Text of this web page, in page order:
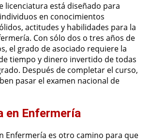
licenciatura está diseñado para
en conocimientos
actitudes y habilidades para la
Con sólo dos o tres años de
el grado de asociado requiere la
tiempo y dinero invertido de todas
Después de completar el curso,
pasar el examen nacional de
en Enfermería
Enfermería es otro camino para que